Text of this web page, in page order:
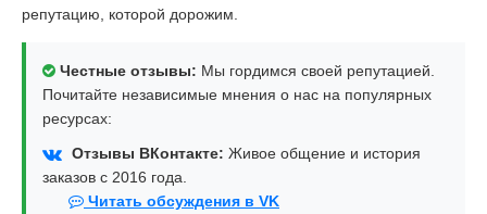
репутацию, которой дорожим.
Честные отзывы: Мы гордимся своей репутацией.
Почитайте независимые мнения о нас на популярных
ресурсах:
Отзывы ВКонтакте: Живое общение и история
заказов с 2016 года.
Читать обсуждения в VK